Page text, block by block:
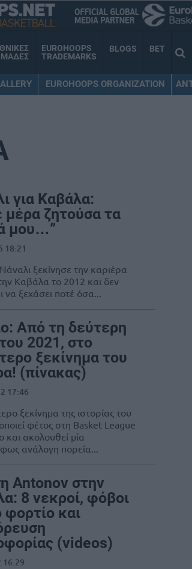
EUROHOOPS
TRADEMARKS
BLOGS BET
EUROHOOPS ORGANIZATION
για Καβάλα:
μέρα ζητούσα τα
μου…”
18:21
ξεκίνησε την καριέρα
Καβάλα το 2012 και δεν
να ξεχάσει ποτέ όσα...
Από τη δεύτερη
2021, στο
ξεκίνημα του
(πίνακας)
17:46
ξεκίνημα της ιστορίας του
φέτος στη Basket League
και ακολουθεί μία
ανάλογη πορεία...
Antonov στην
8 νεκροί, φόβοι
φορτίο και
(videos)
16:29